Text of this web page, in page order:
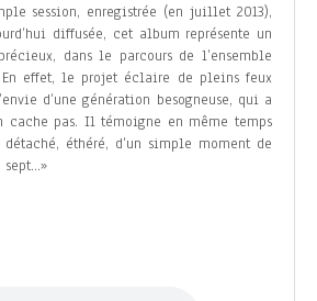
session, enregistrée (en juillet 2013),
diffusée, cet album représente un
dans le parcours de l’ensemble
En effet, le projet éclaire de pleins feux
d’une génération besogneuse, qui a
cache pas. Il témoigne en même temps
éthéré, d’un simple moment de